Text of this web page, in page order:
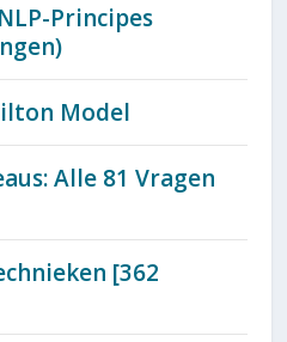
Principes
Model
Alle 81 Vragen
[362